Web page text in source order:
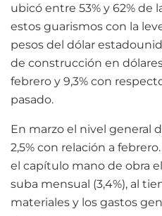
ubicó entre 53% y 62% de
estos guarismos con la
pesos del dólar
de construcción en
febrero y 9,3% con
pasado.
En marzo el nivel general
2,5% con relación a
el capítulo mano de obra
suba mensual (3,4%), al
materiales y los gastos